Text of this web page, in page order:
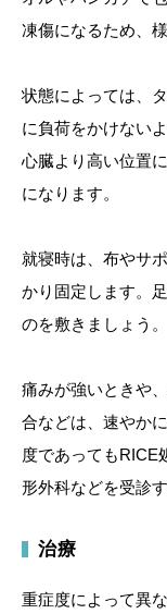
凍傷になるため、
状態によっては、
に負荷をかけない
心臓より高い位置
になります。
就寝時は、布やサ
かり固定します。
のを敷きましょう。
痛みが強いときや
合などは、速やか
度であってもRICE
形外科などを受診
治療
重症度によって異